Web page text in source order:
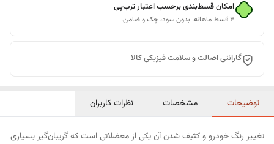
امکان قسط‌بندی برحسب اعتبار ترب‌پی
۴ قسط ماهانه. بدون سود، چک و ضامن.
گارانتی اصالت و سلامت فیزیکی کالا
توضیحات مشخصات نظرات کاربران
تغییر رنگ خودرو و کثیف شدن آن یکی از معضلاتی است که گریبان‌گیر بسیاری